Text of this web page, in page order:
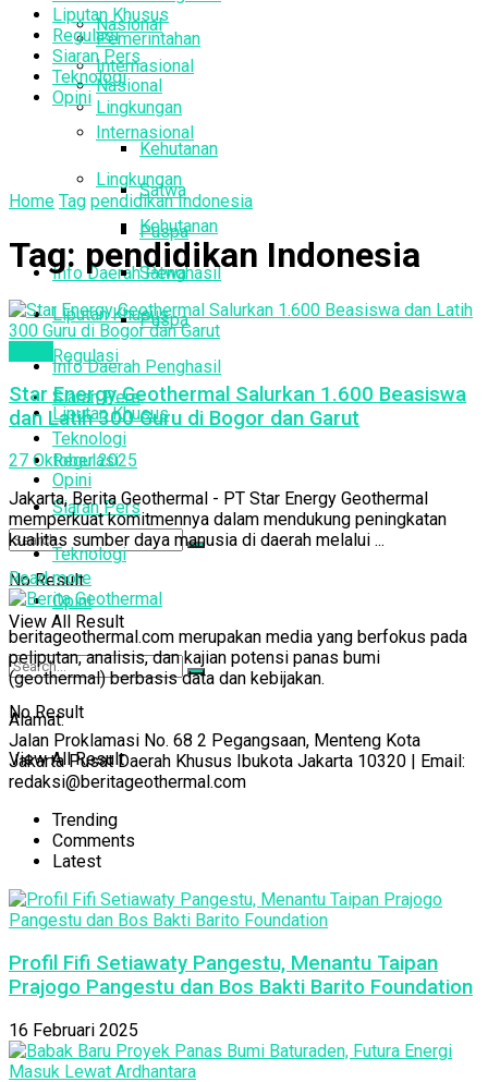
Nasional
Internasional
Lingkungan
Kehutanan
Satwa
Puspa
Info Daerah Penghasil
Liputan Khusus
Regulasi
Siaran Pers
Teknologi
Opini
No Result
View All Result
Pemerintahan
Nasional
Internasional
Lingkungan
Kehutanan
Satwa
Puspa
Info Daerah Penghasil
Liputan Khusus
Regulasi
Siaran Pers
Teknologi
Opini
No Result
View All Result
Liputan Khusus
Regulasi
Siaran Pers
Teknologi
Opini
Home Tag pendidikan Indonesia
Tag: pendidikan Indonesia
Star Energy Geothermal Salurkan 1.600 Beasiswa
dan Latih 300 Guru di Bogor dan Garut
27 Oktober 2025
Jakarta, Berita Geothermal - PT Star Energy Geothermal
memperkuat komitmennya dalam mendukung peningkatan
kualitas sumber daya manusia di daerah melalui ...
Read more
beritageothermal.com merupakan media yang berfokus pada
peliputan, analisis, dan kajian potensi panas bumi
(geothermal) berbasis data dan kebijakan.
Alamat:
Jalan Proklamasi No. 68 2 Pegangsaan, Menteng Kota
Jakarta Pusat Daerah Khusus Ibukota Jakarta 10320 | Email:
redaksi@beritageothermal.com
Trending
Comments
Latest
Profil Fifi Setiawaty Pangestu, Menantu Taipan
Prajogo Pangestu dan Bos Bakti Barito Foundation
16 Februari 2025